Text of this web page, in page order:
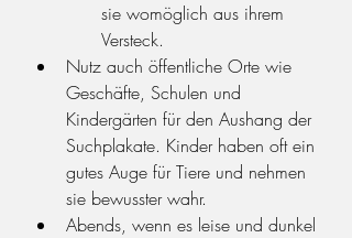
sie womöglich aus ihrem
Versteck.
Nutz auch öffentliche Orte wie
Geschäfte, Schulen und
Kindergärten für den Aushang der
Suchplakate. Kinder haben oft ein
gutes Auge für Tiere und nehmen
sie bewusster wahr.
Abends, wenn es leise und dunkel